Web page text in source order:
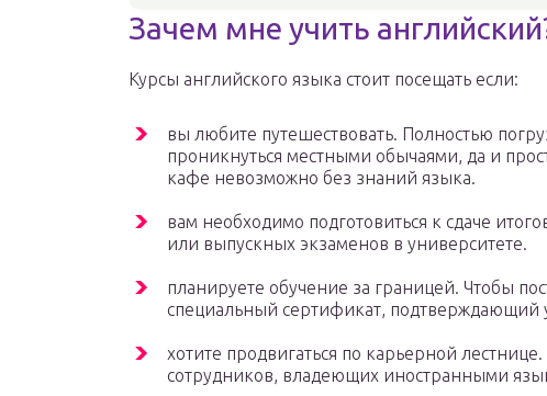
Зачем мне учить
Курсы английского языка стоит посещать если:
вы любите путешествовать. Полностью
проникнуться местными обычаями, да и
кафе невозможно без знаний языка.
вам необходимо подготовиться к сдаче
или выпускных экзаменов в университете.
планируете обучение за границей. Чтобы
специальный сертификат, подтверждающий
хотите продвигаться по карьерной
сотрудников, владеющих иностранными